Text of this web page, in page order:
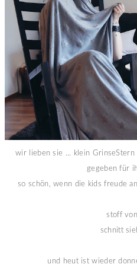
wir lieben sie ... klein
gegeben für
so schön, wenn die kids freude
stoff von
schnitt
und heut ist wieder